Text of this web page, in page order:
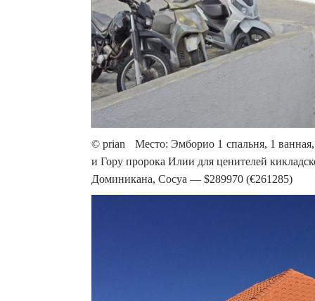
© prian Место: Эмборио 1 спальня, 1 ванная,
и Гору пророка Илии для ценителей
Доминикана, Сосуа — $289970 (€261285)